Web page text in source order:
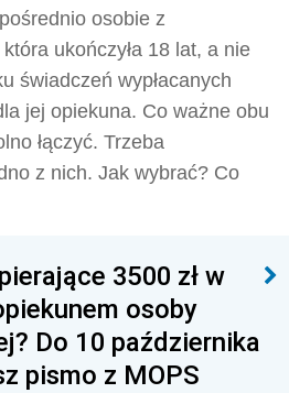
osobie z
ukończyła 18 lat, a nie
świadczeń wypłacanych
jej opiekuna. Co ważne obu
łączyć. Trzeba
z nich. Jak wybrać? Co
3500 zł w
osoby
Do 10 października
pismo z MOPS